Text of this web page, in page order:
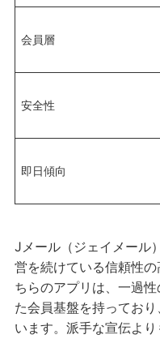
会員層
安全性
即日傾向
Jメール（ジェイメール
営を続けている信頼性
ちらのアプリは、一過
た会員基盤を持ってお
います。派手な宣伝よ